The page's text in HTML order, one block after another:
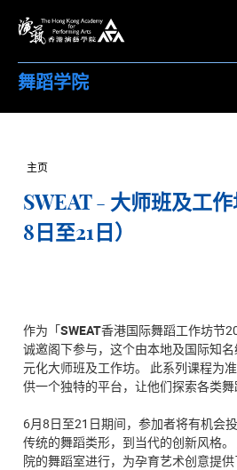
舞蹈学院
主页
SWEAT - 大师班及工
8日至21日）
作为「SWEAT香港国际舞蹈工作坊节
诚邀阁下参与，这个由本地及国际知
元化大师班及工作坊。 此系列课程为
供一个独特的平台，让他们探索各类舞
6月8日至21日期间，参加者将有机会
传统的舞蹈类形，到当代的创新风格
院的舞蹈室进行，为孕育艺术创意提供